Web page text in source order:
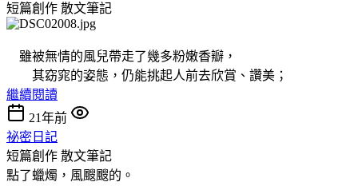
短篇創作 散文筆記
雖被無情的風兒帶走了幾多粉嫩香瓣，
其窈窕的姿態，仍能挑起人前去欣賞、讚美；
繼續閱讀
21年前
祕密日記
短篇創作 散文筆記
點了蠟燭，風颼颼的。